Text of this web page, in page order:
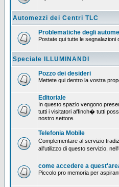
Automezzi dei Centri TLC
Problematiche degli
Postate qui tutte le
Speciale ILLUMINANDI
Pozzo dei desideri
Mettete qui dentro la vostra
Editoriale
In questo spazio vengono
tutti i visitatori affinch� tutti
nostro settore.
Telefonia Mobile
Complementare al servizio
all'utilizzo di questo servizio,
come accedere a
Piccolo pro memoria per